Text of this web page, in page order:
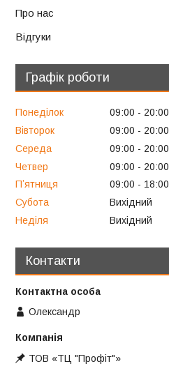
Про нас
Відгуки
Графік роботи
Понеділок 09:00
20:00
Вівторок
09:00
20:00
Середа
09:00
20:00
Четвер
09:00
20:00
Пʼятниця
09:00
18:00
Субота
Вихідний
Неділя
Вихідний
Контакти
Олександр
ТОВ «ТЦ "Профіт"»